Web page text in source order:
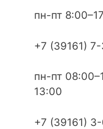
пн-пт
+7 (39161)
пн-пт
13:00
+7 (39161)